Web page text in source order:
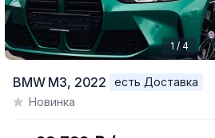
of
1 / 4
BMW M3, 2022
есть Доставка
Новинка